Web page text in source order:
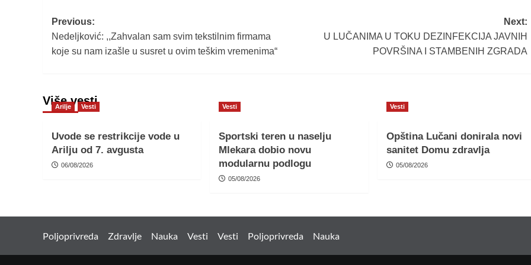
Post
navigation
Previous:
Nedeljković: ,,Zahvalan sam svim tekstilnim firmama
koje su nam izašle u susret u ovim teškim vremenima“
Next:
U LUČANIMA U TOKU DEZINFEKCIJA JAVNIH
POVRŠINA I STAMBENIH ZGRADA
Više vesti
Arilje Vesti
Uvode se restrikcije vode u
Arilju od 7. avgusta
06/08/2026
Vesti
Sportski teren u naselju
Mlekara dobio novu
modularnu podlogu
05/08/2026
Vesti
Opština Lučani donirala novi
sanitet Domu zdravlja
05/08/2026
Poljoprivreda Zdravlje Nauka Vesti Vesti Poljoprivreda Nauka